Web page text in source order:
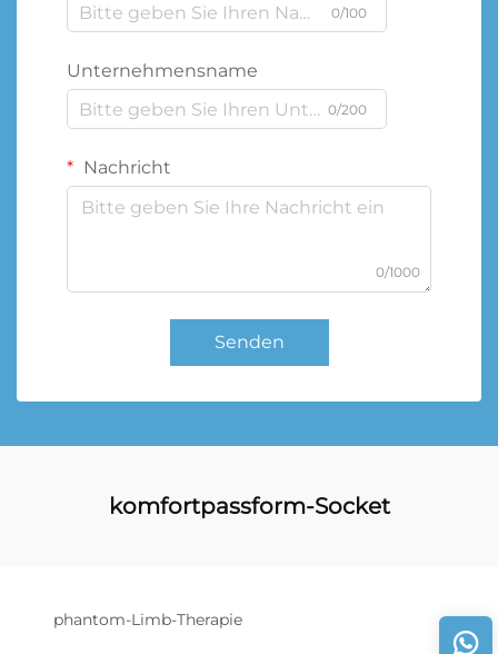
0/100
Unternehmensname
0/200
Nachricht
0/1000
Senden
komfortpassform-Socket
phantom-Limb-Therapie